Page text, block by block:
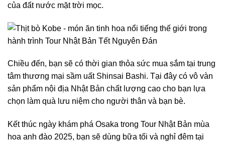
của đất nước mặt trời mọc.
Chiều đến, bạn sẽ có thời gian thỏa sức mua sắm tại trung
tâm thương mại sầm uất Shinsai Bashi. Tại đây có vô vàn
sản phẩm nội địa Nhật Bản chất lượng cao cho bạn lựa
chọn làm quà lưu niệm cho người thân và bạn bè.
Kết thúc ngày khám phá Osaka trong Tour Nhật Bản mùa
hoa anh đào 2025, bạn sẽ dùng bữa tối và nghỉ đêm tại